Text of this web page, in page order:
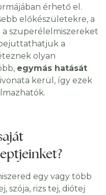
érhető el.
előkészületekre, a
szuperélelmiszereket
a
olyan
egymás hatását
kerül, így ezek
egy vagy több
szója, rizs tej, diótej